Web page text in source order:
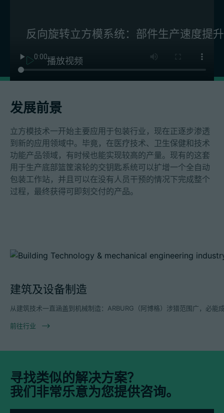
反向旋转立方模系统：部件生产速度提
播放视频
发展前景
立方模技术一开始主要应用于包装行业，现在正逐步渗透
到新的应用领域中。毕竟，在医疗技术、卫生保健和技术
功能产品领域，有时候也能实现较高的产量。现有的这套
用于生产底部篮筐滚轮的交钥匙系统可以扩增一个全自动
包装工作站，并且可以在没有人员干预的情况下完成整个
过程，最终获得可即刻交付的产品。
建筑及设备制造
从建筑技术一直涵盖到机械制造：ARBURG（阿博格）涉猎范围广，必
前往行业
寻找类似的解决方案？
我们非常乐意为您提供咨询。